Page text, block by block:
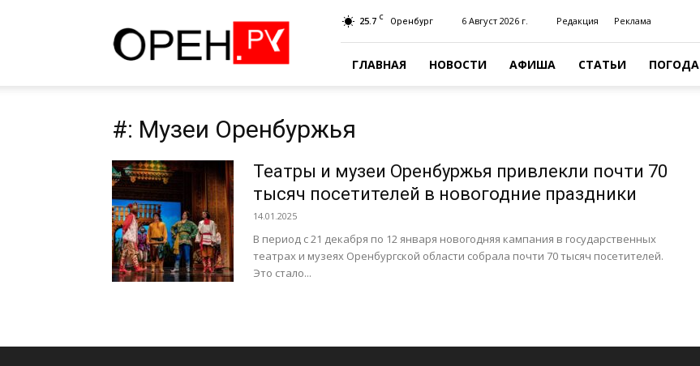
25.7 C Оренбург 6 Август 2026 г. Редакция Реклама
ГЛАВНАЯ НОВОСТИ АФИША СТАТЬИ ПОГОДА
#: Музеи Оренбуржья
Театры и музеи Оренбуржья привлекли почти 70
тысяч посетителей в новогодние праздники
14.01.2025
В период с 21 декабря по 12 января новогодняя кампания в государственных
театрах и музеях Оренбургской области собрала почти 70 тысяч посетителей.
Это стало...